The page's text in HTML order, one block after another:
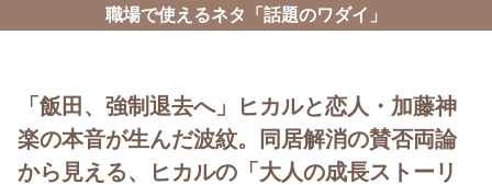
職場で使えるネタ「話題のワダイ」
「飯田、強制退去へ」ヒカルと恋人・加藤神
楽の本音が生んだ波紋。同居解消の賛否両論
から見える、ヒカルの「大人の成長ストーリ